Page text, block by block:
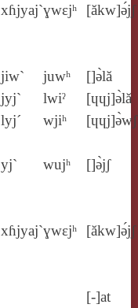
xɦjyaj`ɣwɛjʰ [ăkw]ə́jʃ
jiw`
jyj`
lyj´
juwʰ
lwiˀ
wjiʰ
[]ə̀lă
[ɥɥj]ə̀lă
[ɥɥj]ə̀wʃ
yj` wujʰ []ə̀jʃ
xɦjyaj`ɣwɛjʰ [ăkw]ə́jʃ
[‑]at